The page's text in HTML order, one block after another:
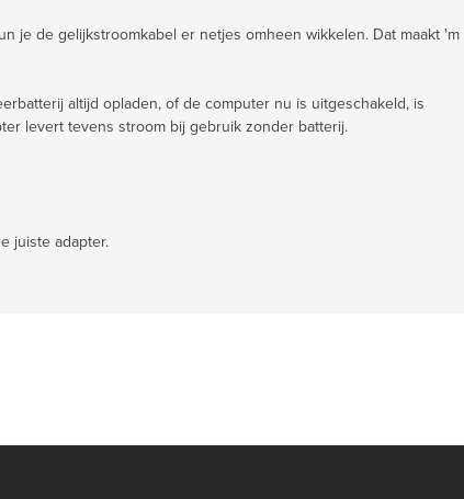
je de gelijkstroomkabel er netjes omheen wikkelen. Dat maakt 'm
altijd opladen, of de computer nu is uitgeschakeld, is
levert tevens stroom bij gebruik zonder batterij.
juiste adapter.